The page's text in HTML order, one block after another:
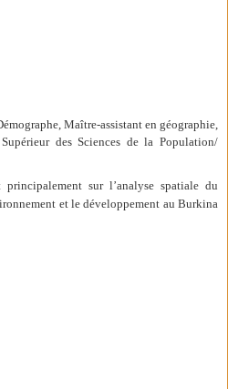
Maître-assistant en géographie,
des Sciences de la Population/
principalement sur l’analyse spatiale du
et le développement au Burkina